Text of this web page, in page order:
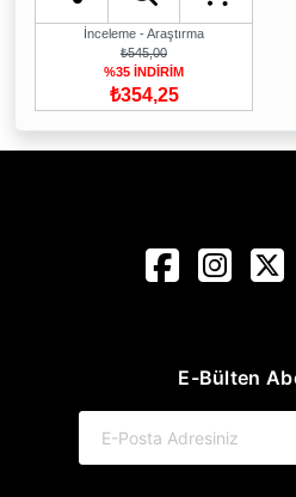
İnceleme - Araştırma
₺545,00
%35 İNDİRİM
₺354,25
E-Bülten